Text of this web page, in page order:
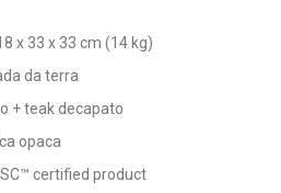
x 33 x 33 cm (14 kg)
da terra
+ teak decapato
opaca
certified product